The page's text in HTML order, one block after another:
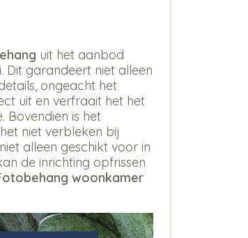
uit het aanbod
garandeert niet alleen
ongeacht het
uit en verfraait het het
Bovendien is het
niet verbleken bij
alleen geschikt voor in
de inrichting opfrissen
woonkamer